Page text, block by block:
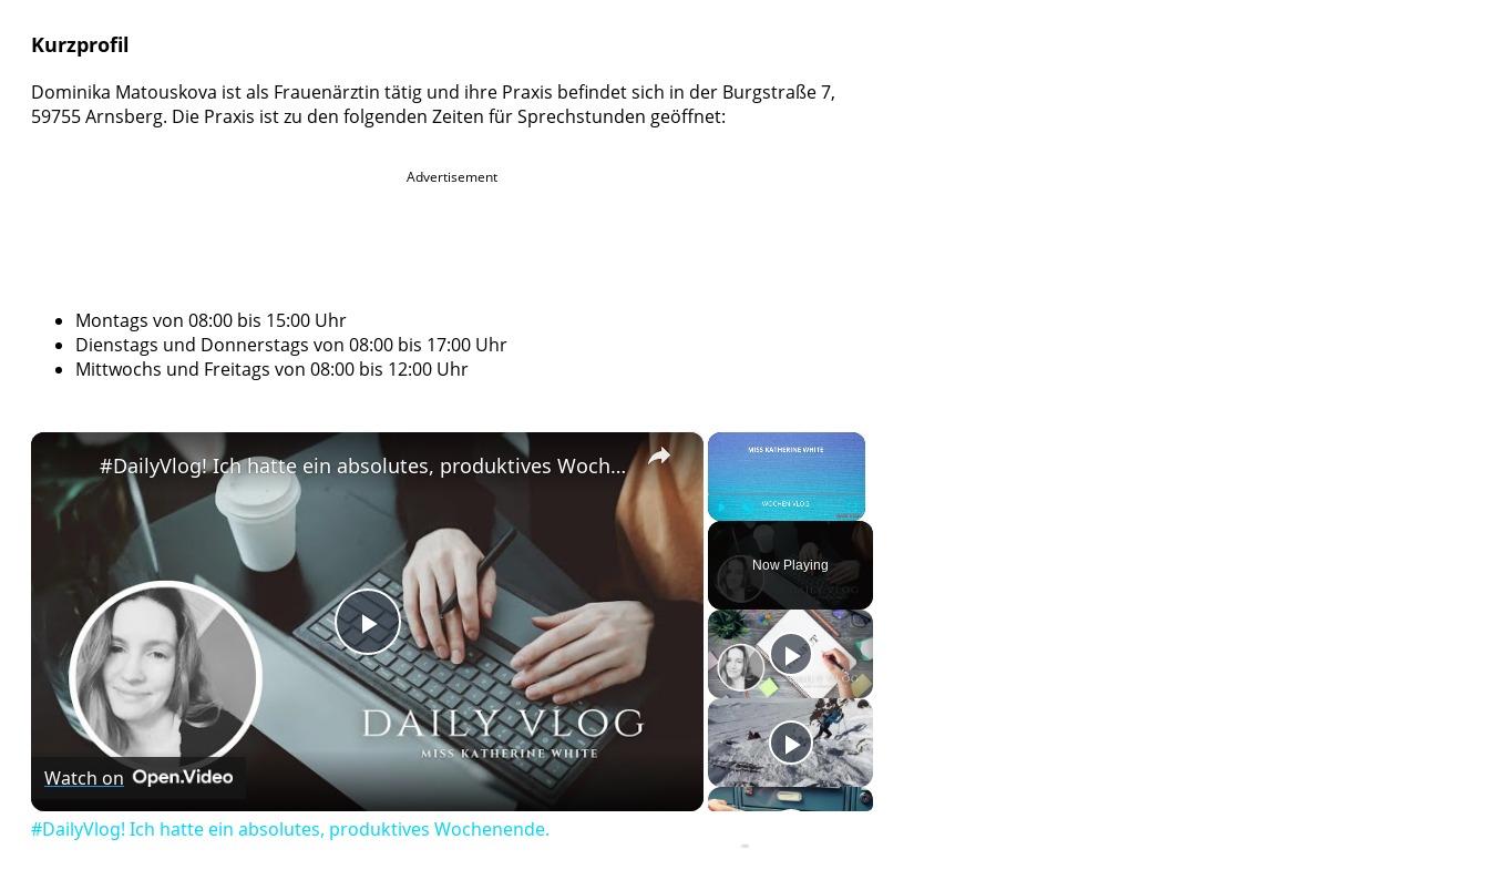
Kurzprofil
Dominika Matouskova ist als Frauenärztin tätig und ihre Praxis befindet sich in der Burgstraße 7,
59755 Arnsberg. Die Praxis ist zu den folgenden Zeiten für Sprechstunden geöffnet:
Advertisement
Montags von 08:00 bis 15:00 Uhr
Dienstags und Donnerstags von 08:00 bis 17:00 Uhr
Mittwochs und Freitags von 08:00 bis 12:00 Uhr
×
Play Unmute Fullscreen
Now Playing
×
Play
Video
#DailyVlog! Ich hatte ein absolutes, produktives Wochenende.
Watch on
#DailyVlog! Ich hatte ein absolutes, produktives Wochenende.